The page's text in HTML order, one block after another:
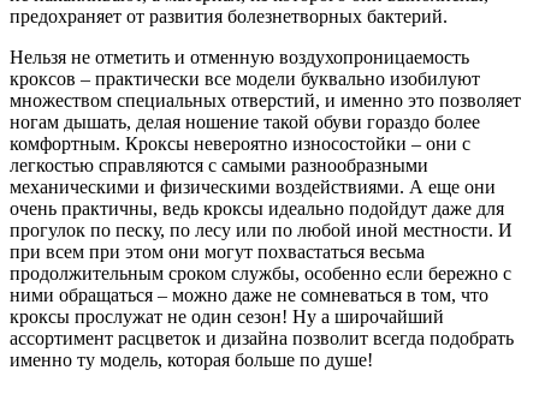
предохраняет от развития болезнетворных бактерий.
Нельзя не отметить и отменную воздухопроницаемость
кроксов – практически все модели буквально изобилуют
множеством специальных отверстий, и именно это позволяет
ногам дышать, делая ношение такой обуви гораздо более
комфортным. Кроксы невероятно износостойки – они с
легкостью справляются с самыми разнообразными
механическими и физическими воздействиями. А еще они
очень практичны, ведь кроксы идеально подойдут даже для
прогулок по песку, по лесу или по любой иной местности. И
при всем при этом они могут похвастаться весьма
продолжительным сроком службы, особенно если бережно с
ними обращаться – можно даже не сомневаться в том, что
кроксы прослужат не один сезон! Ну а широчайший
ассортимент расцветок и дизайна позволит всегда подобрать
именно ту модель, которая больше по душе!